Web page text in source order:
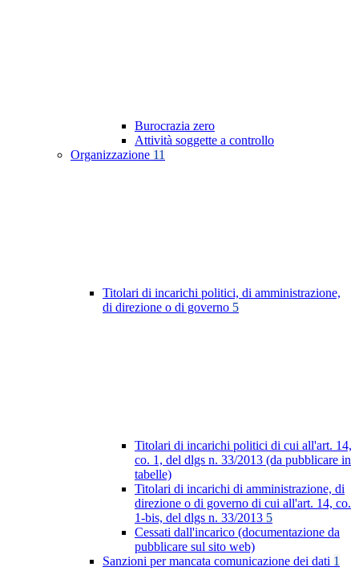
Burocrazia zero
Attività soggette a controllo
Organizzazione 11
Titolari di incarichi politici, di amministrazione,
di direzione o di governo 5
Titolari di incarichi politici di cui all'art. 14,
co. 1, del dlgs n. 33/2013 (da pubblicare in
tabelle)
Titolari di incarichi di amministrazione, di
direzione o di governo di cui all'art. 14, co.
1-bis, del dlgs n. 33/2013 5
Cessati dall'incarico (documentazione da
pubblicare sul sito web)
Sanzioni per mancata comunicazione dei dati 1